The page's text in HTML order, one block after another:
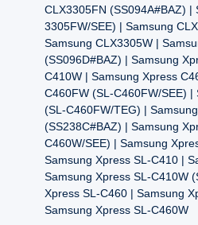
CLX3305FN (SS094A#BAZ) |
3305FW/SEE) | Samsung
Samsung CLX3305W |
(SS096D#BAZ) | Samsung
C410W | Samsung Xpress
C460FW (SL-C460FW/SEE)
(SL-C460FW/TEG) |
(SS238C#BAZ) | Samsung
C460W/SEE) | Samsung
Samsung Xpress SL-C410 |
Samsung Xpress SL-C410W
Xpress SL-C460 | Samsung
Samsung Xpress SL-C460W